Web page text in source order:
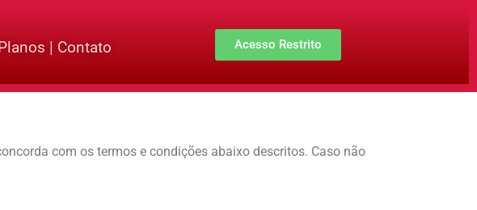
| Contato Acesso Restrito
com os termos e condições abaixo descritos. Caso não